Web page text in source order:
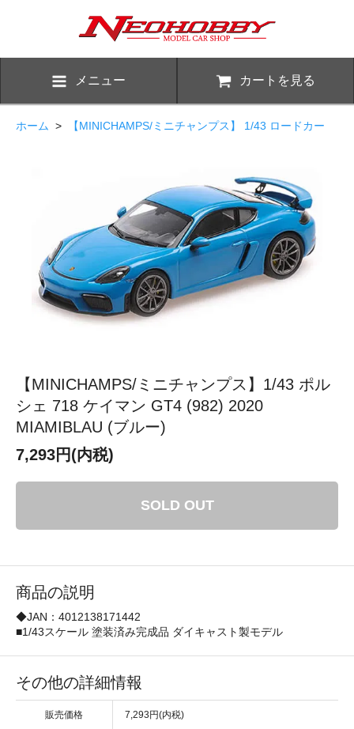
メニュー カートを見る
ホーム > 【MINICHAMPS/ミニチャンプス】 1/43 ロードカー
【MINICHAMPS/ミニチャンプス】1/43 ポル
シェ 718 ケイマン GT4 (982) 2020
MIAMIBLAU (ブルー)
7,293円(内税)
SOLD OUT
商品の説明
◆JAN：4012138171442
■1/43スケール 塗装済み完成品 ダイキャスト製モデル
その他の詳細情報
販売価格 7,293円(内税)